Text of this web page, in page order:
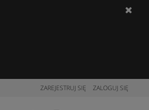
ZAREJESTRUJ SIĘ ZALOGUJ SIĘ